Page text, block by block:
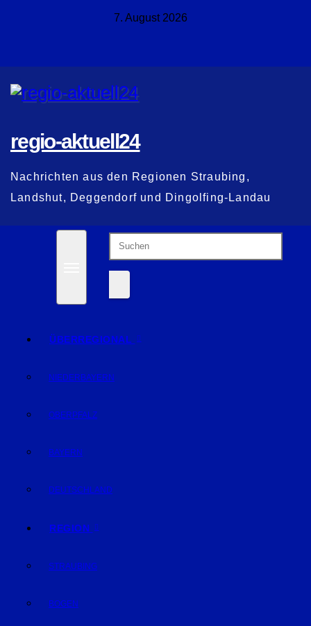
7. August 2026
regio-aktuell24
Nachrichten aus den Regionen Straubing,
Landshut, Deggendorf und Dingolfing-Landau
ÜBERREGIONAL
NIEDERBAYERN
OBERPFALZ
BAYERN
DEUTSCHLAND
REGION
STRAUBING
BOGEN